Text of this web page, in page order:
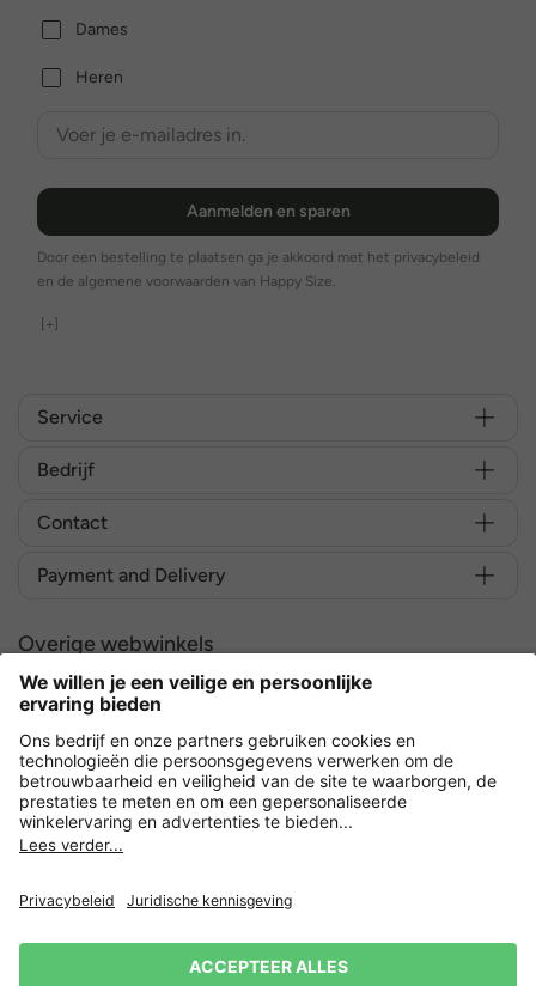
Dames
Heren
Aanmelden en sparen
Door een bestelling te plaatsen ga je akkoord met het privacybeleid
en de algemene voorwaarden van Happy Size.
[+]
Service
Bedrijf
Contact
Payment and Delivery
Overige webwinkels
Nederland
Versleuteling met
Verkoopvoorwaarden
Herroeping indienen